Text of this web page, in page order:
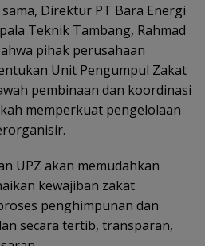
Direktur PT Bara Energi
Teknik Tambang, Rahmad
pihak perusahaan
Unit Pengumpul Zakat
pembinaan dan koordinasi
memperkuat pengelolaan
UPZ akan memudahkan
kewajiban zakat
penghimpunan dan
secara tertib, transparan,